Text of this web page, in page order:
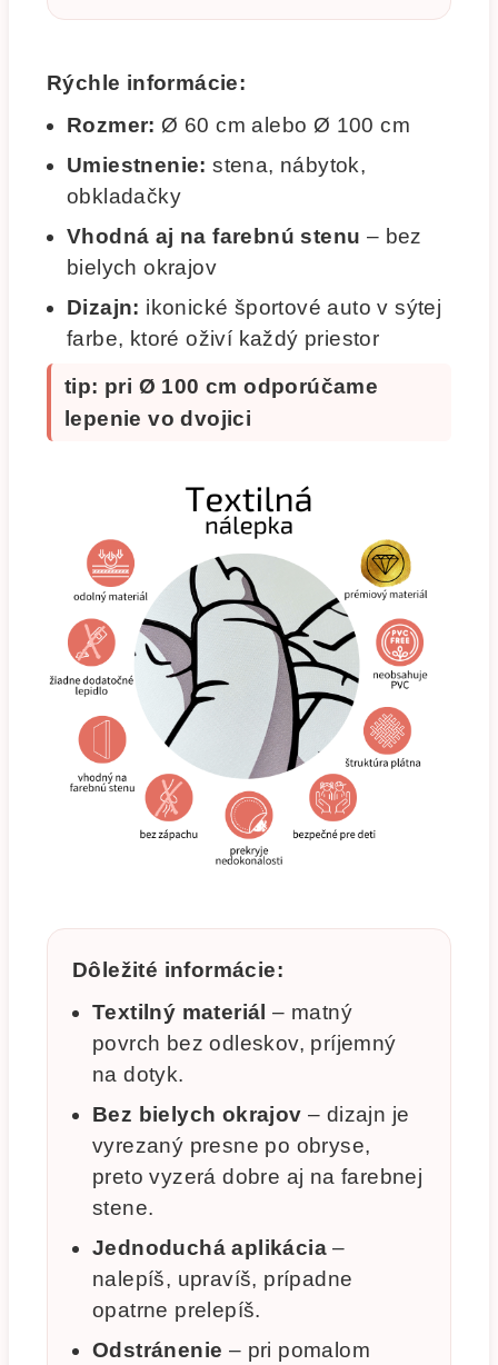
Rýchle informácie:
Rozmer: Ø 60 cm alebo Ø 100 cm
Umiestnenie: stena, nábytok,
obkladačky
Vhodná aj na farebnú stenu – bez
bielych okrajov
Dizajn: ikonické športové auto v sýtej
farbe, ktoré oživí každý priestor
tip: pri Ø 100 cm odporúčame
lepenie vo dvojici
Dôležité informácie:
Textilný materiál – matný
povrch bez odleskov, príjemný
na dotyk.
Bez bielych okrajov – dizajn je
vyrezaný presne po obryse,
preto vyzerá dobre aj na farebnej
stene.
Jednoduchá aplikácia –
nalepíš, upravíš, prípadne
opatrne prelepíš.
Odstránenie – pri pomalom